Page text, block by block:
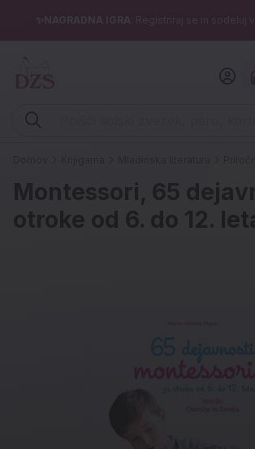
✨NAGRADNA IGRA : Registriraj se in sodeluj v
Vpišite iskalni niz (šolski zvezek, pero,
Montessori, 65
otroke od 6. do 12.